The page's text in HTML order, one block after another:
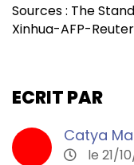
Sources : The
Xinhua-AFP-
ECRIT PAR
Catya
le 21/